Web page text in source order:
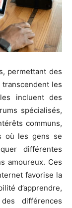
permettant des
les
incluent des
spécialisés,
communs,
où les gens se
différentes
amoureux. Ces
favorise la
d’apprendre,
différences